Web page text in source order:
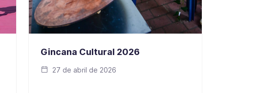
Gincana Cultural 2026
27 de abril de 2026